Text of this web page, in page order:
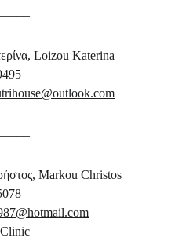
Loizou Katerina
Markou Christos